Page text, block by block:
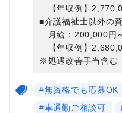
【年収例】
■介護福祉士以外の
月給：200,000円
【年収例】
※処遇改善手当含む
#無資格でも応募OK
#車通勤ご相談可